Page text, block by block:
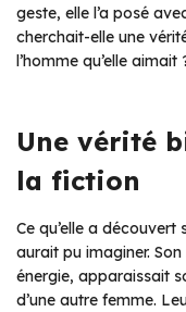
geste, elle l’a posé
cherchait-elle une
l’homme qu’elle aimait
Une vérité
la fiction
Ce qu’elle a découvert
aurait pu imaginer.
énergie, apparaissait
d’une autre femme.